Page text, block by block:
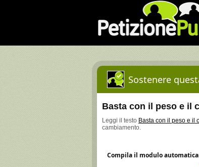
Sostenere
Basta con il peso e il
Leggi il testo Basta con il peso e il
cambiamento.
Compila il modulo